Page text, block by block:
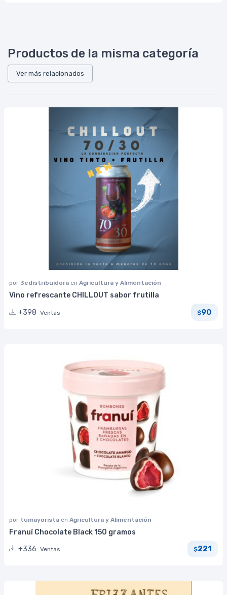
Productos de la misma categoría
Ver más relacionados
por 3edistribuidora en Agricultura y Alimentación
Vino refrescante CHILLOUT sabor frutilla
+398 Ventas $90
por tumayorista en Agricultura y Alimentación
Franuí Chocolate Black 150 gramos
+336 Ventas $221